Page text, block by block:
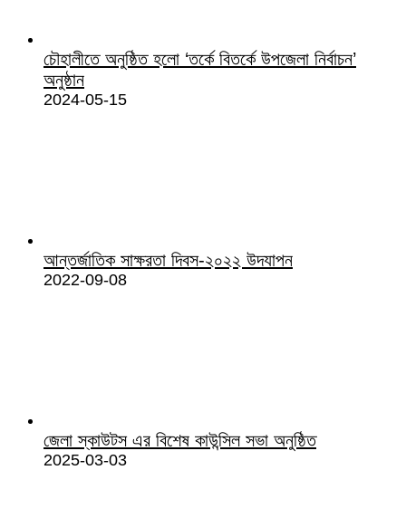
চৌহালীতে অনুষ্ঠিত হলো ‘তর্কে বিতর্কে উপজেলা নির্বাচন’
অনুষ্ঠান
2024-05-15
আন্তর্জাতিক সাক্ষরতা দিবস-২০২২ উদযাপন
2022-09-08
জেলা স্কাউটস এর বিশেষ কাউন্সিল সভা অনুষ্ঠিত
2025-03-03